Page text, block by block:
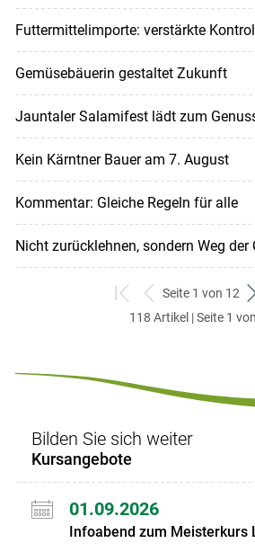
Futtermittelimporte: verstärkte
Gemüsebäuerin gestaltet Zukunft
Jauntaler Salamifest lädt zum
Kein Kärntner Bauer am 7. August
Kommentar: Gleiche Regeln für alle
Nicht zurücklehnen, sondern Weg
zum
ersten
zurück
zum
Seite 1 von 12
118 Artikel | Seite 1
Bilden Sie sich weiter
Kursangebote
01.09.2026
Infoabend zum Meisterkurs